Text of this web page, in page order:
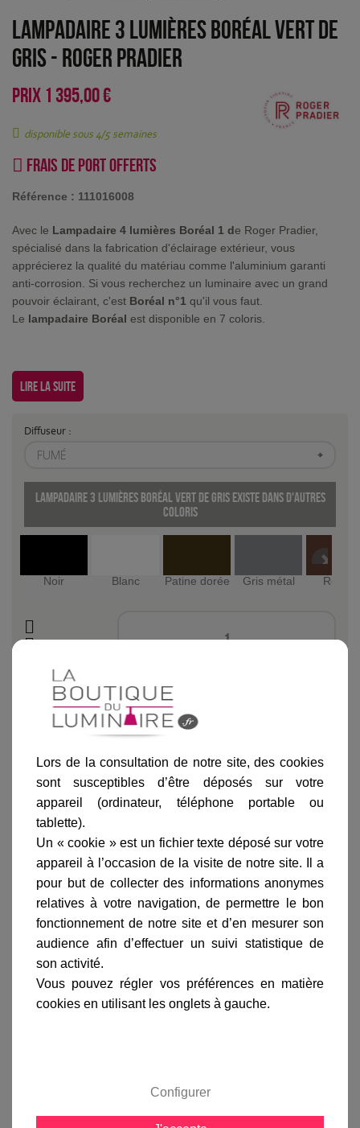
Lampadaire 3 lumières Boréal Vert de
gris- Roger Pradier
PRIX 1 395,00 €
disponible sous 4/5 semaines
Frais de port offerts
Référence : 111016008
Avec le Lampadaire 4 lumières Boréal 1 de Roger Pradier,
spécialisé dans la fabrication d'éclairage extérieur, vous
apprécierez la qualité du matériau comme l'aluminium garanti
anti-corrosion. Si vous recherchez un luminaire avec un grand
pouvoir éclairant, c'est Boréal n°1 qu'il vous faut.
Le lampadaire Boréal est disponible en 7 coloris.
Lire la suite
Diffuseur :
FUMÉ
Lampadaire 3 lumières Boréal Vert de gris existe dans d'autres
coloris
Noir Blanc Patine dorée Gris métal Rouille
Ajouter au panier
marque
livraison
gamme complète
En savoir plus sur :Lampadaire 3 lumières Boréal
Vous pouvez équiper lelampadaire Boréal
d'ampoules basse consommation, LED ne dépassant
Lors de la consultation de notre site, des cookies
sont susceptibles d’être déposés sur votre
appareil (ordinateur, téléphone portable ou
tablette).
Un « cookie » est un fichier texte déposé sur votre
appareil à l’occasion de la visite de notre site. Il a
pour but de collecter des informations anonymes
relatives à votre navigation, de permettre le bon
fonctionnement de notre site et d’en mesurer son
audience afin d’effectuer un suivi statistique de
son activité.
Vous pouvez régler vos préférences en matière
cookies en utilisant les onglets à gauche.
Configurer